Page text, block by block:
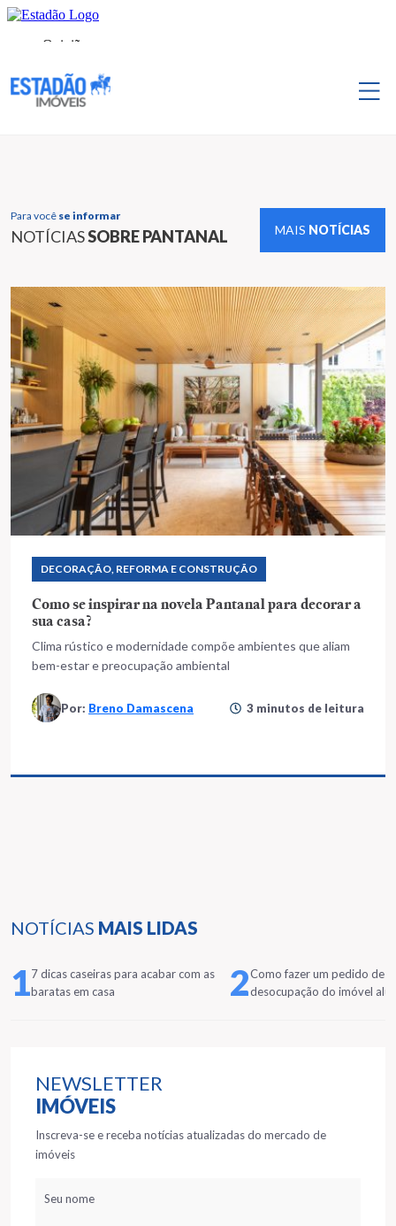
Para você se informar
NOTÍCIASSOBRE PANTANAL MAIS NOTÍCIAS
NOTÍCIAS MAIS LIDAS
17 dicas caseiras para acabar com as
baratas em casa
2Como fazer um pedido de
desocupação do imóvel
NEWSLETTER
IMÓVEIS
Inscreva-se e receba notícias atualizadas do mercado de
imóveis
DECORAÇÃO, REFORMA E CONSTRUÇÃO
Como se inspirar na novela Pantanal para decorar a
sua casa?
Clima rústico e modernidade compõe ambientes que aliam
bem-estar e preocupação ambiental
Por: Breno Damascena 3 minutos de leitura